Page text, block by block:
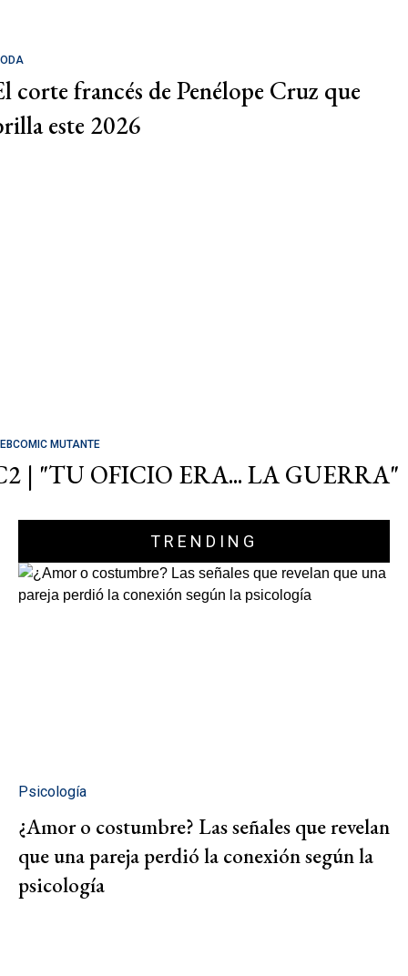
corte francés de Penélope Cruz que
este 2026
MUTANTE
| "TU OFICIO ERA... LA GUERRA"
TRENDING
Psicología
¿Amor o costumbre? Las señales que revelan
que una pareja perdió la conexión según la
psicología